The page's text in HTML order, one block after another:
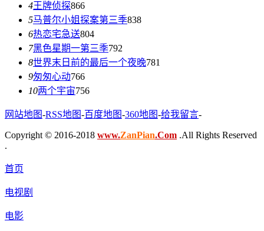
4王牌侦探866
5马普尔小姐探案第三季838
6热恋宅急送804
7黑色星期一第三季792
8世界末日前的最后一个夜晚781
9匆匆心动766
10两个宇宙756
网站地图-RSS地图-百度地图-360地图-给我留言-
Copyright © 2016-2018 www.ZanPian.Com .All Rights Reserved
.
首页
电视剧
电影